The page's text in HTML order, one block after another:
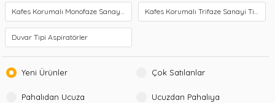
Kafes Korumalı Monofaze Sanayi Tipi Aspiratörler Kafes Korumalı Trifaze Sanayi Tipi Aspiratörler
Duvar Tipi Aspiratörler
Yeni Ürünler Çok Satılanlar
Pahalıdan Ucuza Ucuzdan Pahalıya